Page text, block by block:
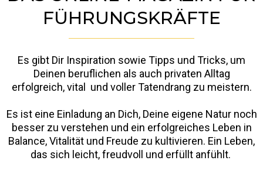
FÜHRUNGSKRÄFTE
Es gibt Dir Inspiration sowie Tipps und Tricks, um
Deinen beruflichen als auch privaten Alltag
erfolgreich, vital und voller Tatendrang zu meistern.
Es ist eine Einladung an Dich, Deine eigene Natur noch
besser zu verstehen und ein erfolgreiches Leben in
Balance, Vitalität und Freude zu kultivieren. Ein Leben,
das sich leicht, freudvoll und erfüllt anfühlt.